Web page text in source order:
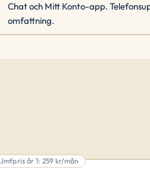
Chat och Mitt Konto-app.
omfattning.
Jmfpris år 1: 259 kr/mån